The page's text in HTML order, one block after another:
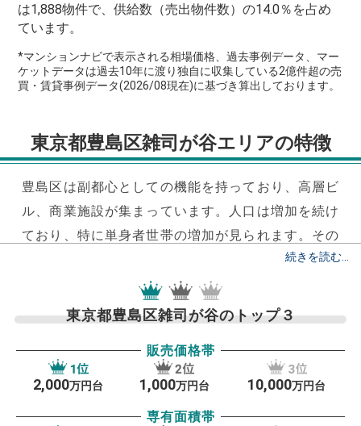
は1,888物件で、供給数（売出物件数）の14.0％を占め
ています。
*マンションナビで表示される相場価格、過去事例データ、マー
ケットデータは過去10年に渡り独自に収集している2億件超の売
買・賃貸事例データ(2026/08現在)に基づき算出しております。
東京都豊島区雑司が谷エリアの特徴
豊島区は副都心としての機能を持っており、高層ビ
ル、商業施設が集まっています。 人口は増加を続け
ており、特に単身者世帯の増加が見られます。その
ため、駅徒歩圏内のひとり暮らし向け物件に人気が
となり、多くの路線が乗り入れるターミナル駅で
す。駅ナカの商業施設や駅ビルも各改札口と直結し
東京都豊島区雑司が谷のトップ３
販売価格帯
2,000万円台 1,000万円台 10,000万円台
専有面積帯